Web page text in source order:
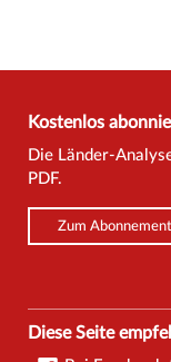
Kostenlos
Die Länder-
PDF.
Zum Abonnement
Diese Seite